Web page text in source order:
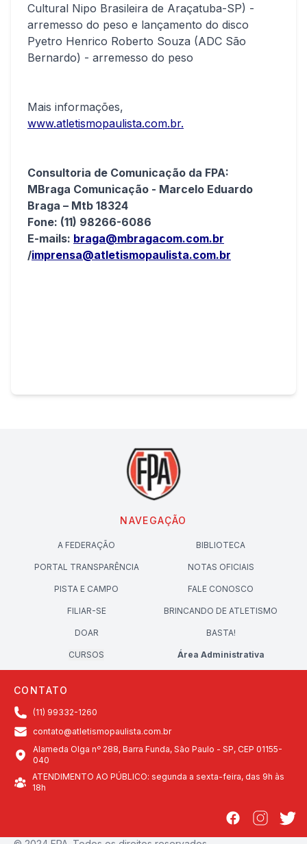
Cultural Nipo Brasileira de Araçatuba-SP) -
arremesso do peso e lançamento do disco
Pyetro Henrico Roberto Souza (ADC São
Bernardo) - arremesso do peso
Mais informações,
www.atletismopaulista.com.br.
Consultoria de Comunicação da FPA:
MBraga Comunicação - Marcelo Eduardo
Braga – Mtb 18324
Fone: (11) 98266-6086
E-mails: braga@mbragacom.com.br
/imprensa@atletismopaulista.com.br
NAVEGAÇÃO
A FEDERAÇÃO BIBLIOTECA
PORTAL TRANSPARÊNCIA NOTAS OFICIAIS
PISTA E CAMPO FALE CONOSCO
FILIAR-SE BRINCANDO DE ATLETISMO
DOAR BASTA!
CURSOS Área Administrativa
CONTATO
(11) 99332-1260
contato@atletismopaulista.com.br
Alameda Olga nº 288, Barra Funda, São Paulo - SP, CEP 01155-
040
ATENDIMENTO AO PÚBLICO: segunda a sexta-feira, das 9h às
18h